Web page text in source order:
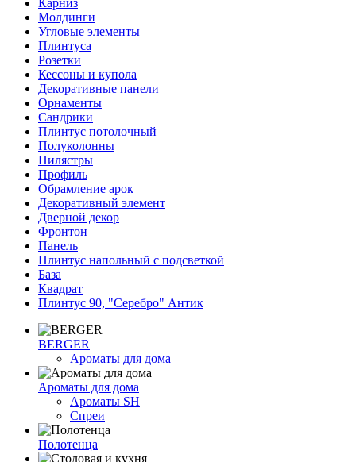
Карниз
Молдинги
Угловые элементы
Плинтуса
Розетки
Кессоны и купола
Декоративные панели
Орнаменты
Сандрики
Плинтус потолочный
Полуколонны
Пилястры
Профиль
Обрамление арок
Декоративный элемент
Дверной декор
Фронтон
Панель
Плинтус напольный с подсветкой
База
Квадрат
Плинтус 90, "Серебро" Антик
BERGER
Ароматы для дома
Ароматы для дома
Ароматы SH
Спреи
Полотенца